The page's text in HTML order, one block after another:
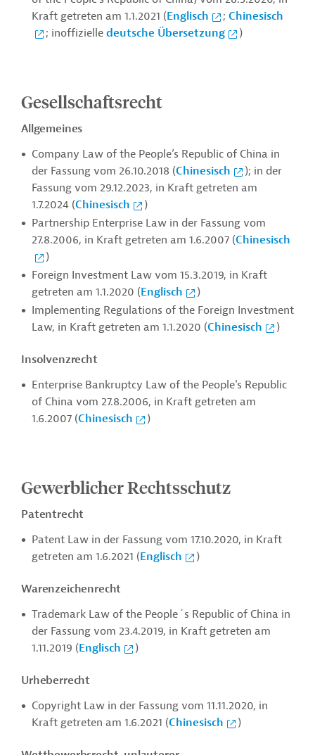
Kraft getreten am 1.1.2021 (Englisch ; Chinesisch
; inoffizielle deutsche Übersetzung )
Gesellschaftsrecht
Allgemeines
Company Law of the People’s Republic of China in
der Fassung vom 26.10.2018 (Chinesisch ); in der
Fassung vom 29.12.2023, in Kraft getreten am
1.7.2024 (Chinesisch
)
Partnership Enterprise Law in der Fassung vom
27.8.2006, in Kraft getreten am 1.6.2007 (Chinesisch
)
Foreign Investment Law vom 15.3.2019, in Kraft
getreten am 1.1.2020 (Englisch
)
Implementing Regulations of the Foreign Investment
Law, in Kraft getreten am 1.1.2020 (Chinesisch )
Insolvenzrecht
Enterprise Bankruptcy Law of the People's Republic
of China vom 27.8.2006, in Kraft getreten am
1.6.2007 (Chinesisch )
Gewerblicher Rechtsschutz
Patentrecht
Patent Law in der Fassung vom 17.10.2020, in Kraft
getreten am 1.6.2021 (Englisch )
Warenzeichenrecht
Trademark Law of the People´s Republic of China in
der Fassung vom 23.4.2019, in Kraft getreten am
1.11.2019 (Englisch )
Urheberrecht
Copyright Law in der Fassung vom 11.11.2020, in
Kraft getreten am 1.6.2021 (Chinesisch )